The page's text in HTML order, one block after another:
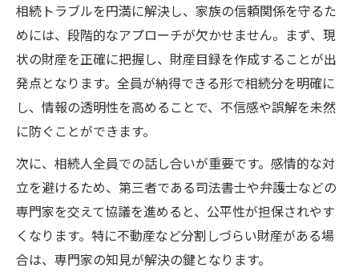
相続トラブルを円満に解決し、家族の信頼関係を守るた
めには、段階的なアプローチが欠かせません。まず、現
状の財産を正確に把握し、財産目録を作成することが出
発点となります。全員が納得できる形で相続分を明確に
し、情報の透明性を高めることで、不信感や誤解を未然
に防ぐことができます。
次に、相続人全員での話し合いが重要です。感情的な対
立を避けるため、第三者である司法書士や弁護士などの
専門家を交えて協議を進めると、公平性が担保されやす
くなります。特に不動産など分割しづらい財産がある場
合は、専門家の知見が解決の鍵となります。